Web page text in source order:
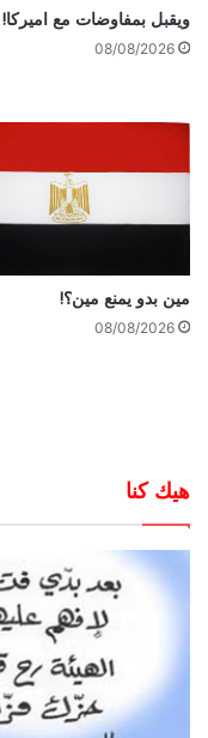
ويقبل بمفاوضات مع اميركا!
08/08/2026
مين بدو يمنع مين؟!
08/08/2026
هيك كنا